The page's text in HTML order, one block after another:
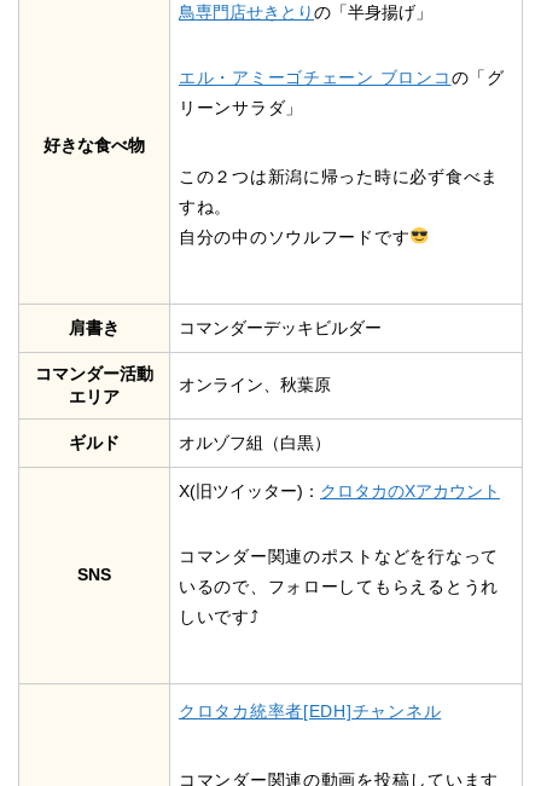
好きな食べ物
鳥専門店せきとりの「半身揚げ」
エル・アミーゴチェーン ブロンコの「グ
リーンサラダ」
この２つは新潟に帰った時に必ず食べま
すね。
自分の中のソウルフードです
肩書き コマンダーデッキビルダー
コマンダー活動
エリア
オンライン、秋葉原
ギルド オルゾフ組（白黒）
SNS
X(旧ツイッター)： クロタカのXアカウント
コマンダー関連のポストなどを行なって
いるので、フォローしてもらえるとうれ
しいです⤴︎
クロタカ統率者[EDH]チャンネル
コマンダー関連の動画を投稿しています